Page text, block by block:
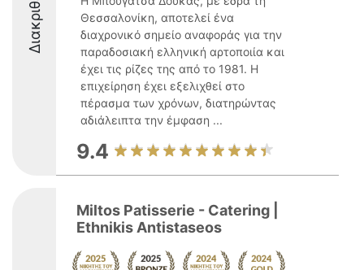
Θεσσαλονίκη, αποτελεί ένα
διαχρονικό σημείο αναφοράς για την
παραδοσιακή ελληνική αρτοποιία και
έχει τις ρίζες της από το 1981. Η
επιχείρηση έχει εξελιχθεί στο
πέρασμα των χρόνων, διατηρώντας
αδιάλειπτα την έμφαση ...
9.4
Miltos Patisserie - Catering |
Ethnikis Antistaseos